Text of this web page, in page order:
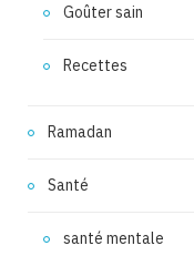
Goûter sain
Recettes
Ramadan
Santé
santé mentale